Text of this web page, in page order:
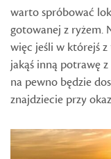
warto spróbować
gotowanej z ryżem.
więc jeśli w którejś
jakąś inną potrawę
na pewno będzie
znajdziecie przy